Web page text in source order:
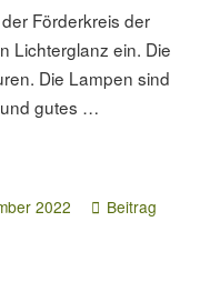
Förderkreis der
Lichterglanz ein. Die
Die Lampen sind
und gutes …
2022
Beitrag